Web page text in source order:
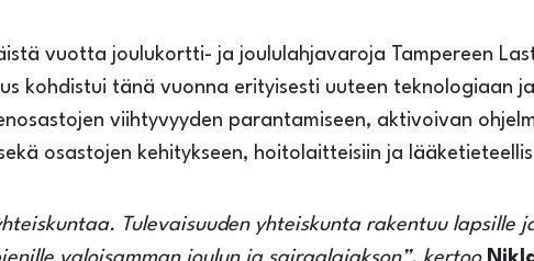
vuotta joulukortti- ja joululahjavaroja Tampereen
kohdistui tänä vuonna erityisesti uuteen teknologiaan
viihtyvyyden parantamiseen, aktivoivan
osastojen kehitykseen, hoitolaitteisiin ja
Tulevaisuuden yhteiskunta rakentuu lapsille